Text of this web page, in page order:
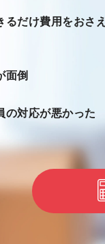
るだけ費用をおさ
面倒
の対応が悪かった